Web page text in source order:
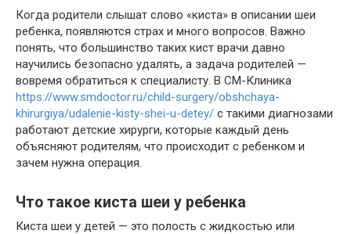
Когда родители слышат слово «киста» в описании шеи
ребенка, появляются страх и много вопросов. Важно
понять, что большинство таких кист врачи давно
научились безопасно удалять, а задача родителей —
вовремя обратиться к специалисту. В СМ-Клиника
https://www.smdoctor.ru/child-surgery/obshchaya-
khirurgiya/udalenie-kisty-shei-u-detey/ с такими диагнозами
работают детские хирурги, которые каждый день
объясняют родителям, что происходит с ребенком и
зачем нужна операция.
Что такое киста шеи у ребенка
Киста шеи у детей — это полость с жидкостью или